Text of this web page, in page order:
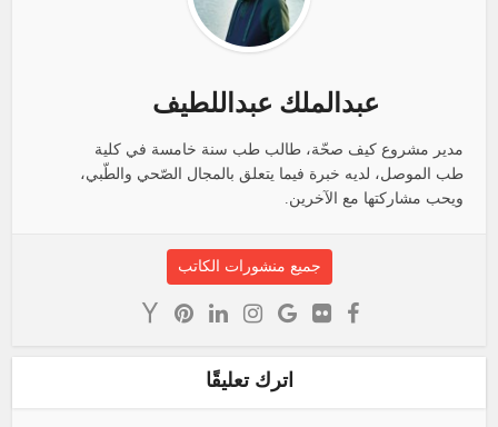
عبدالملك عبداللطيف
مدير مشروع كيف صحّة، طالب طب سنة خامسة في كلية
طب الموصل، لديه خبرة فيما يتعلق بالمجال الصّحي والطّبي،
ويحب مشاركتها مع الآخرين.
جميع منشورات الكاتب
اترك تعليقًا